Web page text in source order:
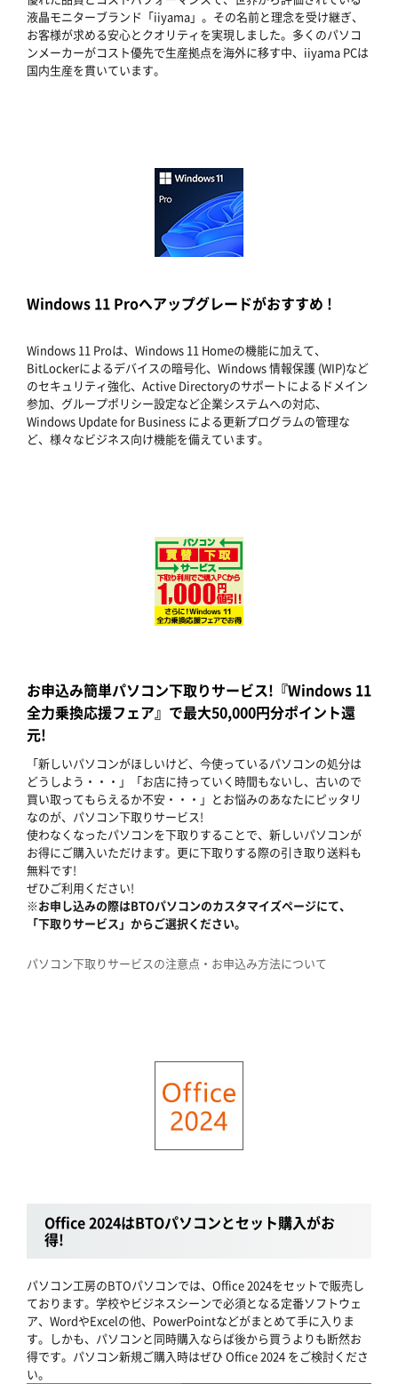
液晶モニターブランド「iiyama」。その名前と理念を受け継ぎ、
お客様が求める安心とクオリティを実現しました。多くのパソコ
ンメーカーがコスト優先で生産拠点を海外に移す中、iiyama PCは
国内生産を貫いています。
Windows 11 Proへアップグレードがおすすめ !
Windows 11 Proは、Windows 11 Homeの機能に加えて、
BitLockerによるデバイスの暗号化、Windows 情報保護 (WIP)など
のセキュリティ強化、Active Directoryのサポートによるドメイン
参加、グループポリシー設定など企業システムへの対応、
Windows Update for Business による更新プログラムの管理な
ど、様々なビジネス向け機能を備えています。
お申込み簡単パソコン下取りサービス!『Windows 11
全力乗換応援フェア』で最大50,000円分ポイント還
元!
「新しいパソコンがほしいけど、今使っているパソコンの処分は
どうしよう・・・」「お店に持っていく時間もないし、古いので
買い取ってもらえるか不安・・・」とお悩みのあなたにピッタリ
なのが、パソコン下取りサービス!
使わなくなったパソコンを下取りすることで、新しいパソコンが
お得にご購入いただけます。更に下取りする際の引き取り送料も
無料です!
ぜひご利用ください!
※お申し込みの際はBTOパソコンのカスタマイズページにて、
「下取りサービス」からご選択ください。
パソコン下取りサービスの注意点・お申込み方法について
Office 2024はBTOパソコンとセット購入がお
得!
パソコン工房のBTOパソコンでは、Office 2024をセットで販売し
ております。学校やビジネスシーンで必須となる定番ソフトウェ
ア、WordやExcelの他、PowerPointなどがまとめて手に入りま
す。しかも、パソコンと同時購入ならば後から買うよりも断然お
得です。パソコン新規ご購入時はぜひ Office 2024 をご検討くださ
い。